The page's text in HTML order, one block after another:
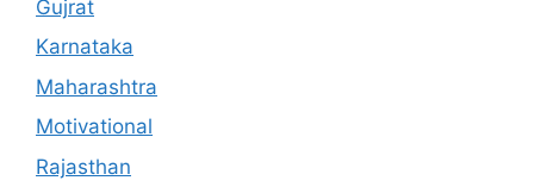
Gujrat
Karnataka
Maharashtra
Motivational
Rajasthan